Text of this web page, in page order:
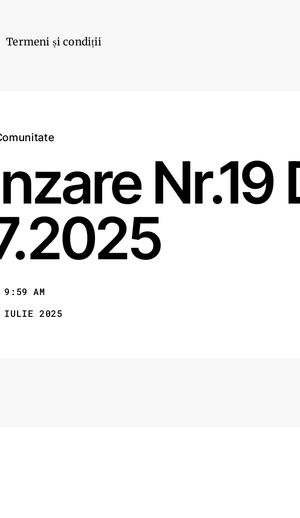
Termeni și condiții
Nr.19
9:59 AM
IULIE 2025